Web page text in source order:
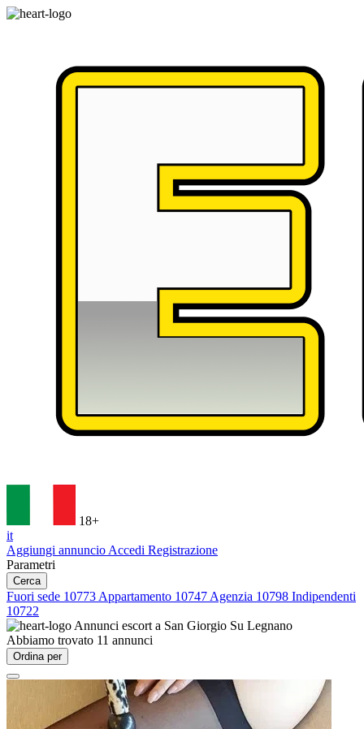
18+
it
Aggiungi annuncio Accedi Registrazione
Parametri
Cerca
Fuori sede 10773 Appartamento 10747 Agenzia 10798 Indipendenti
10722
Annunci escort a San Giorgio Su Legnano
Abbiamo trovato 11 annunci
Ordina per